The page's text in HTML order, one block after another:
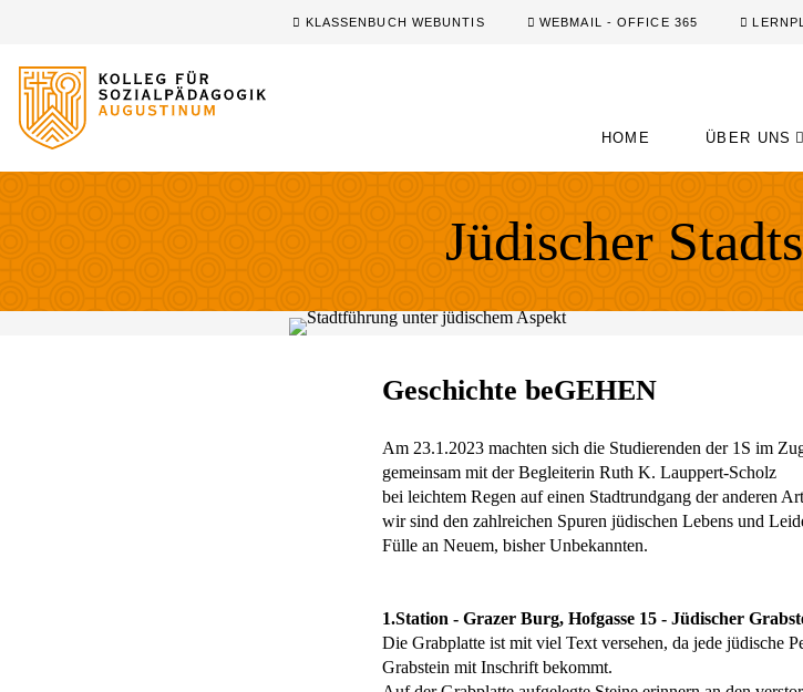
KLASSENBUCH WEBUNTIS WEBMAIL - OFFICE 365
HOME ÜBER UNS
Jüdischer
Geschichte beGEHEN
Am 23.1.2023 machten sich die Studierenden der 1S im
gemeinsam mit der Begleiterin Ruth K. Lauppert-Scholz
bei leichtem Regen auf einen Stadtrundgang der anderen
wir sind den zahlreichen Spuren jüdischen Lebens und
Fülle an Neuem, bisher Unbekannten.
1.Station - Grazer Burg, Hofgasse 15 - Jüdischer
Die Grabplatte ist mit viel Text versehen, da jede jüdische
Grabstein mit Inschrift bekommt.